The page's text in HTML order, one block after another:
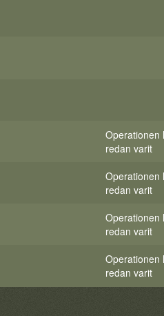
Operationen
redan varit
Operationen
redan varit
Operationen
redan varit
Operationen
redan varit